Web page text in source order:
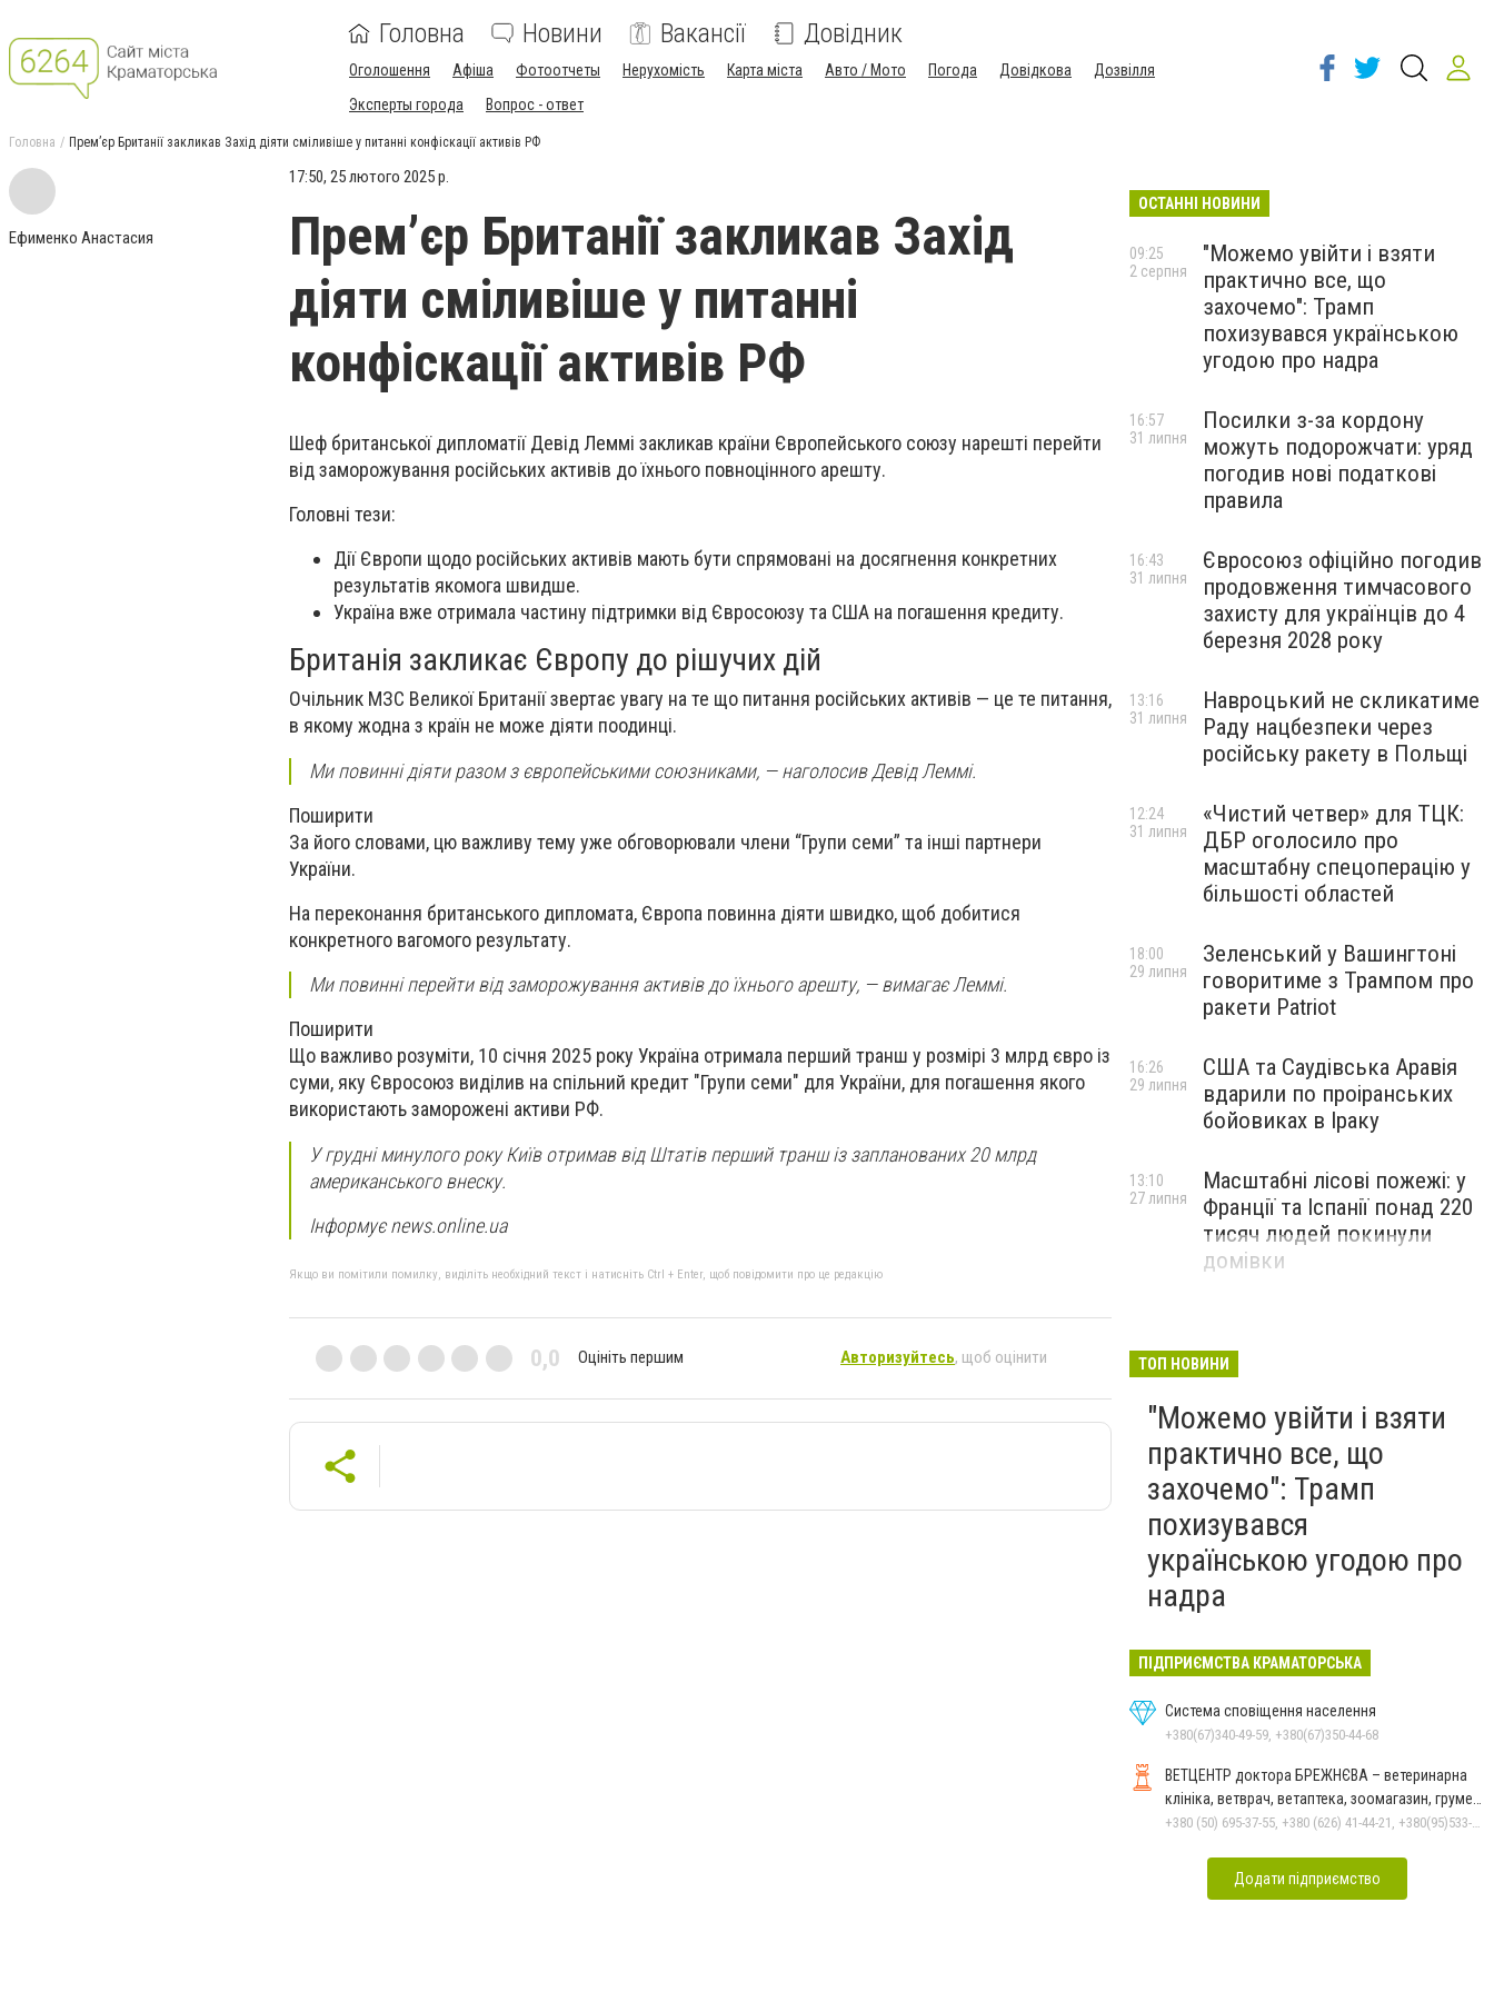
Головна Новини Вакансії Довідник
Оголошення Афіша Фотоотчеты Нерухомість Карта міста Авто / Мото Погода Довідкова
Дозвілля
Эксперты города
Вопрос - ответ
Головна Премʼєр Британії закликав Захід діяти сміливіше у питанні конфіскації активів РФ
Ефименко Анастасия
17:50, 25 лютого 2025 р.
Премʼєр Британії закликав Захід
діяти сміливіше у питанні
конфіскації активів РФ
Шеф британської дипломатії Девід Леммі закликав країни Європейського союзу нарешті перейти
від заморожування російських активів до їхнього повноцінного арешту.
Головні тези:
Дії Європи щодо російських активів мають бути спрямовані на досягнення конкретних
результатів якомога швидше.
Україна вже отримала частину підтримки від Євросоюзу та США на погашення кредиту.
Британія закликає Європу до рішучих дій
Очільник МЗС Великої Британії звертає увагу на те що питання російських активів — це те питання,
в якому жодна з країн не може діяти поодинці.
Ми повинні діяти разом з європейськими союзниками, — наголосив Девід Леммі.
Поширити
За його словами, цю важливу тему уже обговорювали члени “Групи семи” та інші партнери
України.
На переконання британського дипломата, Європа повинна діяти швидко, щоб добитися
конкретного вагомого результату.
Ми повинні перейти від заморожування активів до їхнього арешту, — вимагає Леммі.
Поширити
Що важливо розуміти, 10 січня 2025 року Україна отримала перший транш у розмірі 3 млрд євро із
суми, яку Євросоюз виділив на спільний кредит "Групи семи" для України, для погашення якого
використають заморожені активи РФ.
У грудні минулого року Київ отримав від Штатів перший транш із запланованих 20 млрд
американського внеску.
Інформує news.online.ua
Якщо ви помітили помилку, виділіть необхідний текст і натисніть Ctrl + Enter, щоб повідомити про це редакцію
0,0 Оцініть першим Авторизуйтесь, щоб оцінити
ОСТАННІ НОВИНИ
"Можемо увійти і взяти
практично все, що
захочемо": Трамп
похизувався українською
угодою про надра
09:25
2 серпня
Посилки з-за кордону
можуть подорожчати: уряд
погодив нові податкові
правила
16:57
31 липня
Євросоюз офіційно погодив
продовження тимчасового
захисту для українців до 4
березня 2028 року
16:43
31 липня
Навроцький не скликатиме
Раду нацбезпеки через
російську ракету в Польщі
13:16
31 липня
«Чистий четвер» для ТЦК:
ДБР оголосило про
масштабну спецоперацію у
більшості областей
12:24
31 липня
Зеленський у Вашингтоні
говоритиме з Трампом про
ракети Patriot
18:00
29 липня
США та Саудівська Аравія
вдарили по проіранських
бойовиках в Іраку
16:26
29 липня
Масштабні лісові пожежі: у
Франції та Іспанії понад 220
тисяч людей покинули
домівки
13:10
27 липня
ТОП НОВИНИ
"Можемо увійти і взяти
практично все, що
захочемо": Трамп
похизувався
українською угодою про
надра
ПІДПРИЄМСТВА КРАМАТОРСЬКА
Система сповіщення населення
+380(67)340-49-59, +380(67)350-44-68
ВЕТЦЕНТР доктора БРЕЖНЄВА – ветеринарна
клініка, ветврач, ветаптека, зоомагазин, грумер,
стрижки.
+380 (50) 695-37-55, +380 (626) 41-44-21, +380(95)533-90-03
Додати підприємство